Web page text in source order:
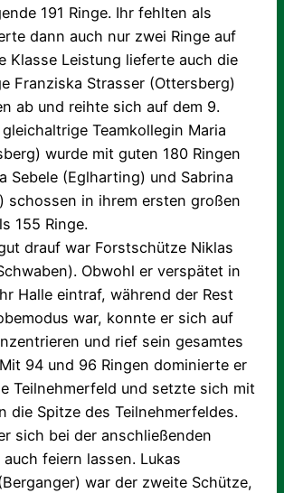
191 Ringe. Ihr fehlten als
dann auch nur zwei Ringe auf
Klasse Leistung lieferte auch die
Franziska Strasser (Ottersberg)
ab und reihte sich auf dem 9.
Teamkollegin Maria
wurde mit guten 180 Ringen
Sebele (Eglharting) und Sabrina
schossen in ihrem ersten großen
155 Ringe.
drauf war Forstschütze Niklas
Obwohl er verspätet in
Halle eintraf, während der Rest
war, konnte er sich auf
und rief sein gesamtes
94 und 96 Ringen dominierte er
Teilnehmerfeld und setzte sich mit
die Spitze des Teilnehmerfeldes.
sich bei der anschließenden
auch feiern lassen. Lukas
war der zweite Schütze,